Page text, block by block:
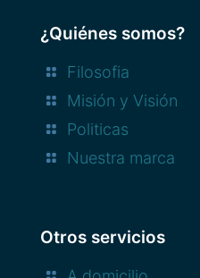
¿Quiénes somos?
Filosofia
Misión y Visión
Politicas
Nuestra marca
Otros servicios